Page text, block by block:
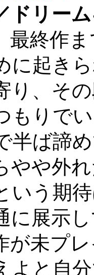
ドリー
終作ま
に起き
り、そ
もりで
半ば諦
やや外
いう期
に展示
未プレ
よと自